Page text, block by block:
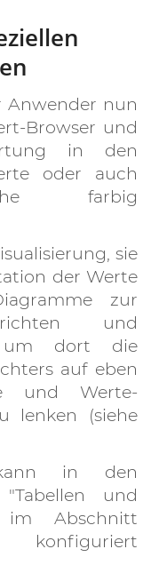
Anwender nun
Browser und
in den
oder auch
farbig
sie
der Werte
zur
und
um dort die
auf eben
und Werte-
lenken (siehe
in den
und
Abschnitt
konfiguriert